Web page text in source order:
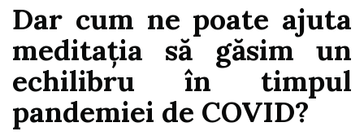
Dar cum ne poate ajuta
meditația să găsim un
echilibru în timpul
pandemiei de COVID?